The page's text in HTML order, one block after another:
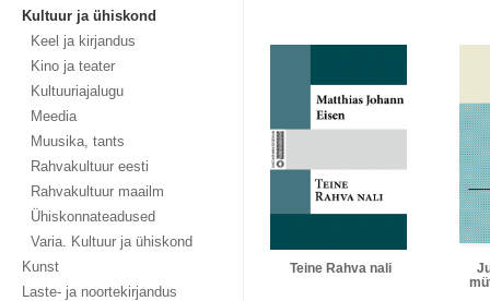
Kultuur ja ühiskond
Keel ja kirjandus
Kino ja teater
Kultuuriajalugu
Meedia
Muusika, tants
Rahvakultuur eesti
Rahvakultuur maailm
Ühiskonnateadused
Varia. Kultuur ja ühiskond
Kunst
Laste- ja noortekirjandus
Teine Rahva nali